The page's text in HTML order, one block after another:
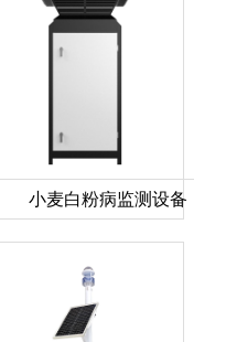
小麦白粉病监测设备